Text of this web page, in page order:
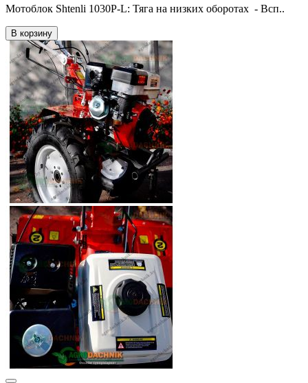
Мотоблок Shtenli 1030P-L: Тяга на низких оборотах - Всп..
В корзину